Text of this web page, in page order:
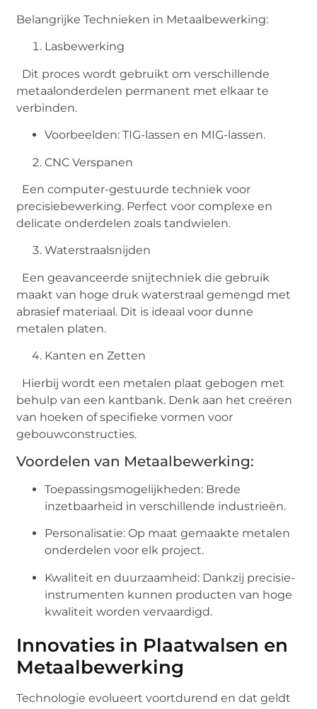
Belangrijke Technieken in Metaalbewerking:
Lasbewerking
Dit proces wordt gebruikt om verschillende
metaalonderdelen permanent met elkaar te
verbinden.
Voorbeelden: TIG-lassen en MIG-lassen.
CNC Verspanen
Een computer-gestuurde techniek voor
precisiebewerking. Perfect voor complexe en
delicate onderdelen zoals tandwielen.
Waterstraalsnijden
Een geavanceerde snijtechniek die gebruik
maakt van hoge druk waterstraal gemengd met
abrasief materiaal. Dit is ideaal voor dunne
metalen platen.
Kanten en Zetten
Hierbij wordt een metalen plaat gebogen met
behulp van een kantbank. Denk aan het creëren
van hoeken of specifieke vormen voor
gebouwconstructies.
Voordelen van Metaalbewerking:
Toepassingsmogelijkheden: Brede
inzetbaarheid in verschillende industrieën.
Personalisatie: Op maat gemaakte metalen
onderdelen voor elk project.
Kwaliteit en duurzaamheid: Dankzij precisie-
instrumenten kunnen producten van hoge
kwaliteit worden vervaardigd.
Innovaties in Plaatwalsen en
Metaalbewerking
Technologie evolueert voortdurend en dat geldt